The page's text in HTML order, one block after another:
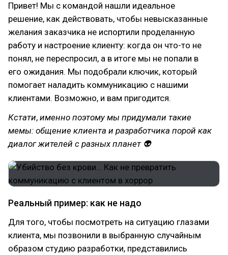
Привет! Мы с командой нашли идеальное
решение, как действовать, чтобы невысказанные
желания заказчика не испортили проделанную
работу и настроение клиенту: когда он что-то не
понял, не переспросил, а в итоге мы не попали в
его ожидания. Мы подобрали ключик, который
помогает наладить коммуникацию с нашими
клиентами. Возможно, и вам пригодится.
Кстати, именно поэтому мы придумали такие
мемы: общение клиента и разработчика порой как
диалог жителей с разных планет 👽
Реальный пример: как не надо
Для того, чтобы посмотреть на ситуацию глазами
клиента, мы позвонили в выбранную случайным
образом студию разработки, представились